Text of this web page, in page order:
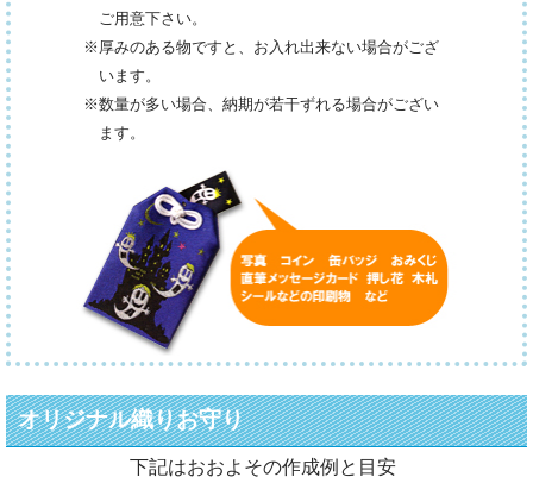
ご用意下さい。
※厚みのある物ですと、お入れ出来ない場合がござ
います。
※数量が多い場合、納期が若干ずれる場合がござい
ます。
オリジナル織りお守り
下記はおおよその作成例と目安